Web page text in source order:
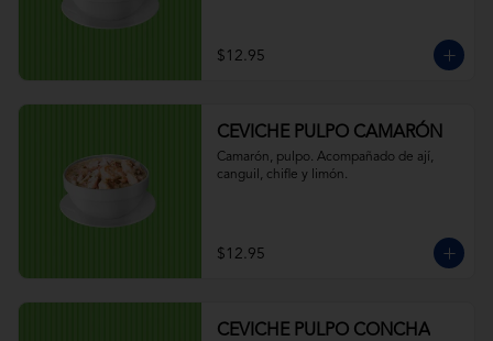
$12.95
CEVICHE PULPO CAMARÓN
Camarón, pulpo. Acompañado de ají,
canguil, chifle y limón.
$12.95
CEVICHE PULPO CONCHA